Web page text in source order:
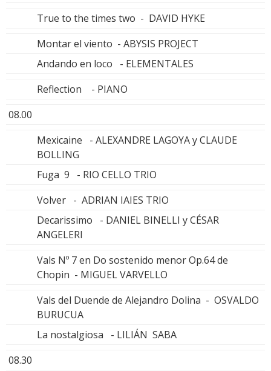
True to the times two - DAVID HYKE
Montar el viento - ABYSIS PROJECT
Andando en loco - ELEMENTALES
Reflection - PIANO
08.00
Mexicaine - ALEXANDRE LAGOYA y CLAUDE
BOLLING
Fuga 9 - RIO CELLO TRIO
Volver - ADRIAN IAIES TRIO
Decarissimo - DANIEL BINELLI y CÉSAR
ANGELERI
Vals Nº 7 en Do sostenido menor Op.64 de
Chopin - MIGUEL VARVELLO
Vals del Duende de Alejandro Dolina - OSVALDO
BURUCUA
La nostalgiosa - LILIÁN SABA
08.30